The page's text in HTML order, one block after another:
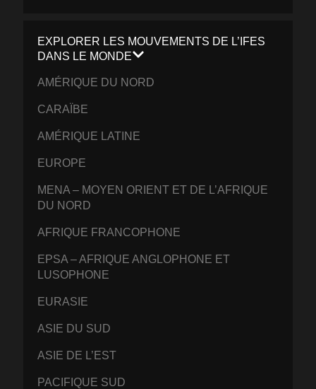
EXPLORER LES MOUVEMENTS DE L’IFES
DANS LE MONDE
AMÉRIQUE DU NORD
CARAÏBE
AMÉRIQUE LATINE
EUROPE
MENA – MOYEN ORIENT ET DE L’AFRIQUE
DU NORD
AFRIQUE FRANCOPHONE
EPSA – AFRIQUE ANGLOPHONE ET
LUSOPHONE
EURASIE
ASIE DU SUD
ASIE DE L’EST
PACIFIQUE SUD